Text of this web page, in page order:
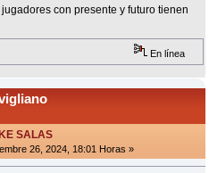
con presente y futuro tienen
En línea
SALAS
26, 2024, 18:01 Horas »